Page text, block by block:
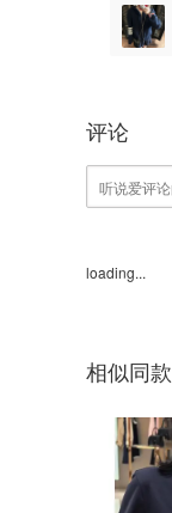
评论
loading...
相似同款